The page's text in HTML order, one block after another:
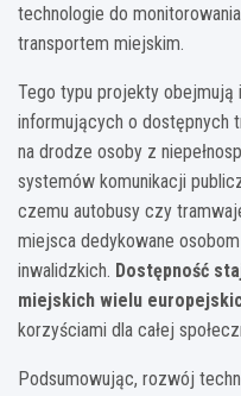
technologie do
transportem miejskim.
Tego typu projekty obejmują
informujących o dostępnych
na drodze osoby z
systemów komunikacji
czemu autobusy czy
miejsca dedykowane
inwalidzkich. Dostępność
miejskich wielu
korzyściami dla całej
Podsumowując, rozwój